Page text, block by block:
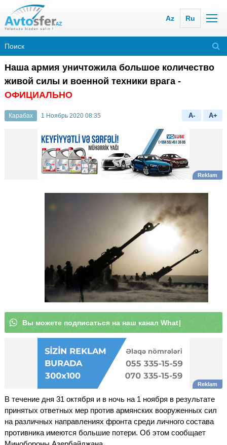
Az Ru
Наша армия уничтожила большое количество
живой силы и военной техники врага -
ОФИЦИАЛЬНО
Карабах 1 Ноябрь 2020 08:35 A- A+
Вы можете подписаться на наш канал Whats
В течение дня 31 октября и в ночь на 1 ноября в результате
принятых ответных мер против армянских вооруженных сил
на различных направлениях фронта среди личного состава
противника имеются большие потери. Об этом сообщает